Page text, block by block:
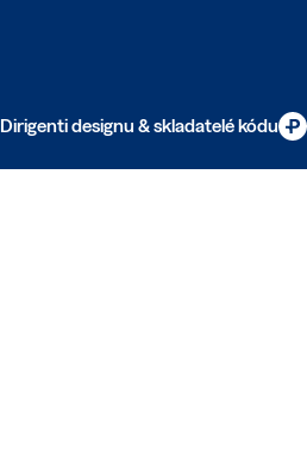
Dirigenti designu & skladatelé kódu